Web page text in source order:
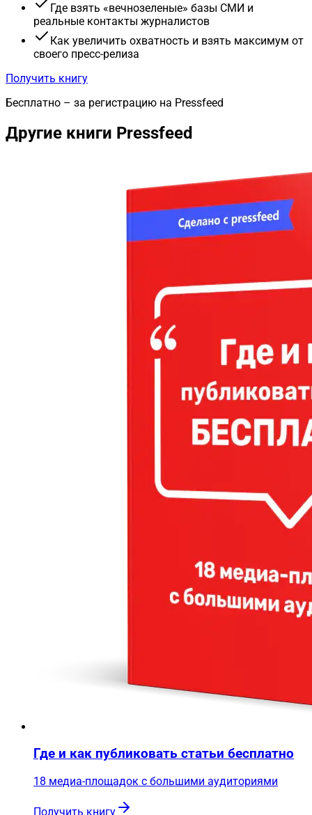
Где взять «вечнозеленые» базы СМИ и
реальные контакты журналистов
Как увеличить охватность и взять максимум от
своего пресс-релиза
Получить книгу
Бесплатно – за регистрацию на Pressfeed
Другие книги Pressfeed
Где и как публиковать статьи бесплатно
18 медиа-площадок с большими аудиториями
Получить книгу